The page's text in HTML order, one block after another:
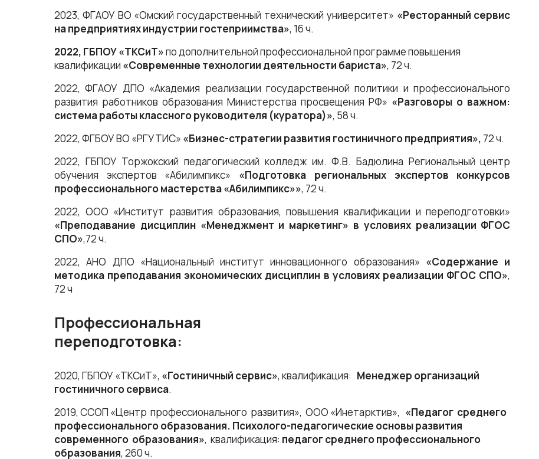
2023, ФГАОУ ВО «Омский государственный технический университет» «Ресторанный сервис
на предприятиях индустрии гостеприимства», 16 ч.
2022, ГБПОУ «ТКСиТ»по дополнительной профессиональной программе повышения
квалификации «Современные технологии деятельности бариста», 72 ч.
2022, ФГАОУ ДПО «Академия реализации государственной политики и профессионального
развития работников образования Министерства просвещения РФ» «Разговоры о важном:
система работы классного руководителя (куратора)», 58 ч.
2022, ФГБОУ ВО «РГУТИС» «Бизнес-стратегии развития гостиничного предприятия», 72 ч.
2022, ГБПОУ Торжокский педагогический колледж им. Ф.В. Бадюлина Региональный центр
обучения экспертов «Абилимпикс» «Подготовка региональных экспертов конкурсов
профессионального мастерства «Абилимпикс»», 72 ч.
2022, ООО «Институт развития образования, повышения квалификации и переподготовки»
«Преподавание дисциплин «Менеджмент и маркетинг» в условиях реализации ФГОС
СПО»,72 ч.
2022, АНО ДПО «Национальный институт инновационного образования» «Содержание и
методика преподавания экономических дисциплин в условиях реализации ФГОС СПО»,
72 ч
Профессиональная
переподготовка:
2020, ГБПОУ «ТКСиТ», «Гостиничный сервис», квалификация: Менеджер организаций
гостиничного сервиса.
2019, ССОП «Центр профессионального развития», ООО «Инетарктив», «Педагог среднего
профессионального образования. Психолого-педагогические основы развития
современного образования», квалификация: педагог среднего профессионального
образования, 260 ч.